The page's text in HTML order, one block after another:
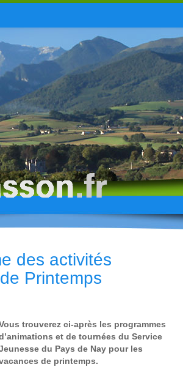
des activités
Printemps
trouverez ci-après les programmes
et de tournées du Service
du Pays de Nay pour les
de printemps.